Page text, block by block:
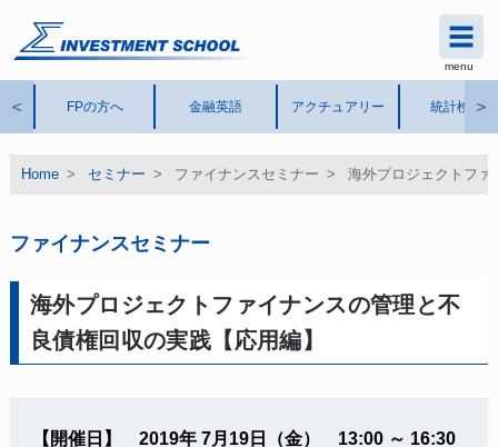
menu
＜ FPの方へ 金融英語 アクチュアリー 統計検定＞
Home> セミナー > ファイナンスセミナー > 海外プロジェクトフ
ファイナンスセミナー
海外プロジェクトファイナンスの管理と不
良債権回収の実践【応用編】
【開催日】 2019年 7月19日（金） 13:00 ～ 16:30